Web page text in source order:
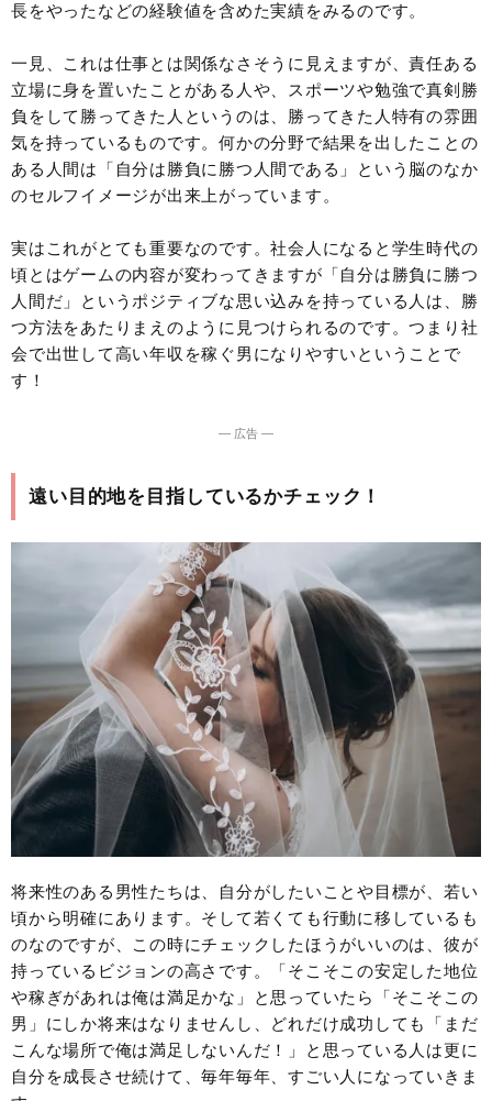
長をやったなどの経験値を含めた実績をみるのです。
一見、これは仕事とは関係なさそうに見えますが、責任ある
立場に身を置いたことがある人や、スポーツや勉強で真剣勝
負をして勝ってきた人というのは、勝ってきた人特有の雰囲
気を持っているものです。何かの分野で結果を出したことの
ある人間は「自分は勝負に勝つ人間である」という脳のなか
のセルフイメージが出来上がっています。
実はこれがとても重要なのです。社会人になると学生時代の
頃とはゲームの内容が変わってきますが「自分は勝負に勝つ
人間だ」というポジティブな思い込みを持っている人は、勝
つ方法をあたりまえのように見つけられるのです。つまり社
会で出世して高い年収を稼ぐ男になりやすいということで
す！
― 広告 ―
遠い目的地を目指しているかチェック！
将来性のある男性たちは、自分がしたいことや目標が、若い
頃から明確にあります。そして若くても行動に移しているも
のなのですが、この時にチェックしたほうがいいのは、彼が
持っているビジョンの高さです。「そこそこの安定した地位
や稼ぎがあれは俺は満足かな」と思っていたら「そこそこの
男」にしか将来はなりませんし、どれだけ成功しても「まだ
こんな場所で俺は満足しないんだ！」と思っている人は更に
自分を成長させ続けて、毎年毎年、すごい人になっていきま